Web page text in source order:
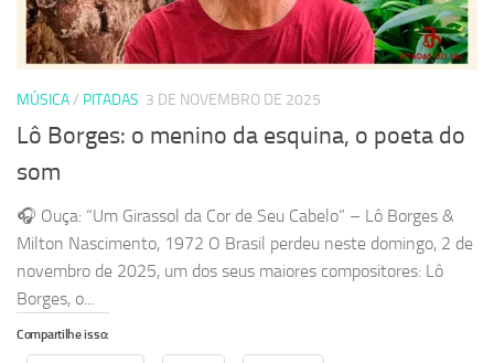
MÚSICA/ PITADAS 3 DE NOVEMBRO DE 2025
Lô Borges: o menino da esquina, o poeta do
som
🎧 Ouça: “Um Girassol da Cor de Seu Cabelo” – Lô Borges &
Milton Nascimento, 1972 O Brasil perdeu neste domingo, 2 de
novembro de 2025, um dos seus maiores compositores: Lô
Borges, o...
Compartilhe isso: